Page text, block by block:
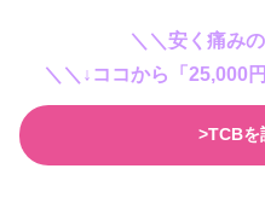
＼＼安く痛み
＼＼↓ココから「25,000
>TCBを